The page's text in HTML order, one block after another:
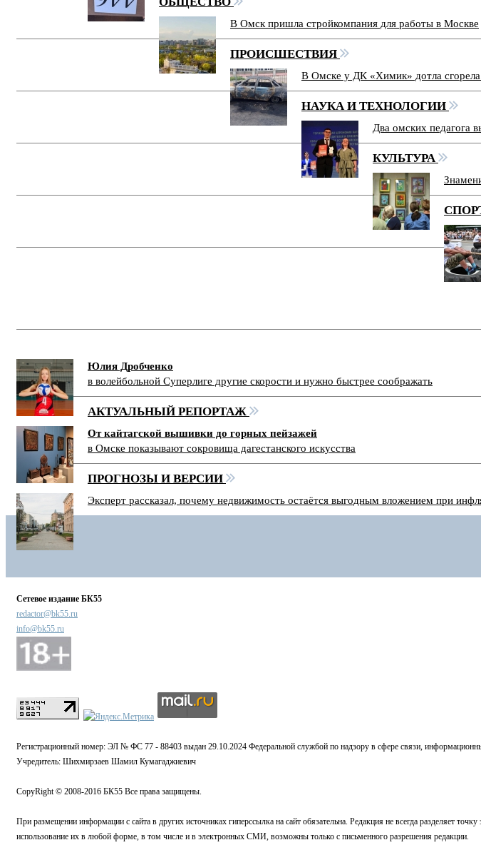
В Омск пришла стройкомпания для работы в Москве
ПРОИСШЕСТВИЯ
В Омске у ДК «Химик» дотла
НАУКА И ТЕХНОЛОГИИ
Два омских педагога
КУЛЬТУРА
Юлия Дробченко
в волейбольной Суперлиге другие скорости и нужно быстрее соображать
АКТУАЛЬНЫЙ РЕПОРТАЖ
От кайтагской вышивки до горных пейзажей
в Омске показывают сокровища дагестанского искусства
ПРОГНОЗЫ И ВЕРСИИ
Эксперт рассказал, почему недвижимость остаётся выгодным вложением при
Сетевое издание БК55
redactor@bk55.ru
info@bk55.ru
Регистрационный номер: ЭЛ № ФС 77 - 88403 выдан 29.10.2024 Федеральной службой по надзору в сфере связи,
Учредитель: Шихмирзаев Шамил Кумагаджиевич
CopyRight © 2008-2016 БК55 Все права защищены.
При размещении информации с сайта в других источниках гиперссылка на сайт обязательна. Редакция не всегда разделяет
использование их в любой форме, в том числе и в электронных СМИ, возможны только с письменного разрешения редакции.